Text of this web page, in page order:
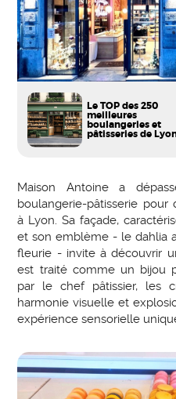
Le TOP des 250
meilleures
boulangeries et
pâtisseries de
Maison Antoine a
boulangerie-pâtisserie
à Lyon. Sa façade,
et son emblème - le dahlia
fleurie - invite à découvrir
est traité comme un bijou
par le chef pâtissier, les
harmonie visuelle et
expérience sensorielle